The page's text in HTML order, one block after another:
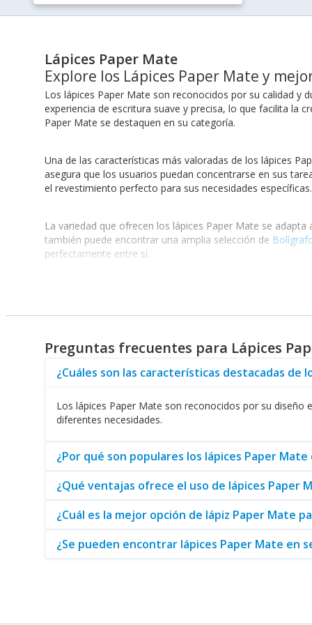
Lápices Paper Mate
Explore los Lápices Paper Mate y
Los lápices Paper Mate son reconocidos por su calidad y
experiencia de escritura suave y precisa, lo que facilita la
Paper Mate se destaquen en su categoría.
Una de las características más valoradas de los lápices
asegura que los usuarios puedan concentrarse en sus
el revestimiento perfecto para sus necesidades específicas.
La variedad que ofrecen los lápices Paper Mate se
también puede encontrar una amplia selección de
perfectamente entre sí.
La compatibilidad de los lápices Paper Mate con otros
la misma marca, lo que permite realizar cambios sin
En resumen, los lápices Paper Mate son una excelente
escuela o proyectos creativos, estos lápices cumplen
clientes tengan acceso a lo mejor de la marca Paper
Preguntas frecuentes para Lápices
¿Cuáles son las características destacadas de
Los lápices Paper Mate son reconocidos por su diseño
diferentes necesidades.
¿Por qué son populares los lápices Paper
¿Qué ventajas ofrece el uso de lápices Paper
¿Cuál es la mejor opción de lápiz Paper Mate
¿Se pueden encontrar lápices Paper Mate en